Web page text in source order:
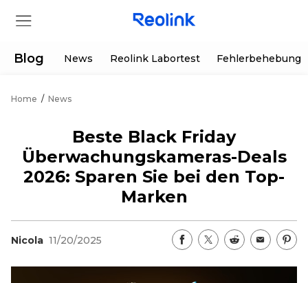
Produkte
Hilfe
Supportanfrage
Aktionen
Blog News Reolink Labortest Fehlerbehebung
Home / News
Beste Black Friday
Überwachungskameras-Deals
2026: Sparen Sie bei den Top-
Marken
Nicola 11/20/2025